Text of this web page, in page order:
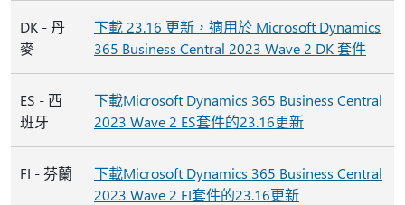
DK - 丹
麥
下載 23.16 更新，適用於 Microsoft Dynamics
365 Business Central 2023 Wave 2 DK 套件
ES - 西
班牙
下載Microsoft Dynamics 365 Business Central
2023 Wave 2 ES套件的23.16更新
FI - 芬蘭
下載Microsoft Dynamics 365 Business Central
2023 Wave 2 FI套件的23.16更新